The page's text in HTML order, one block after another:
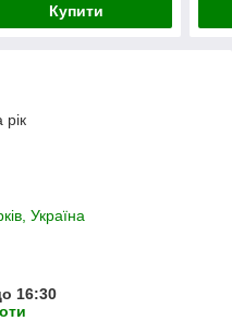
Купити
рік
Україна
16:30